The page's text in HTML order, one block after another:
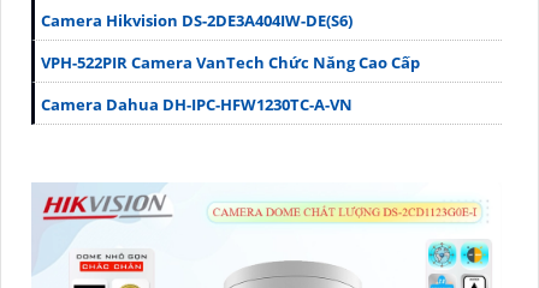
Camera Hikvision DS-2DE3A404IW-DE(S6)
VPH-522PIR Camera VanTech Chức Năng Cao Cấp
Camera Dahua DH-IPC-HFW1230TC-A-VN